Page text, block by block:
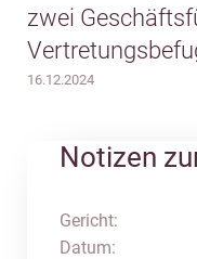
zwei
16.12.2024
Notizen
Gericht:
Datum: